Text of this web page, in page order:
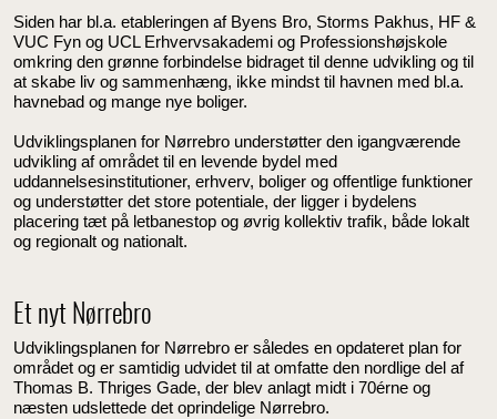
Siden har bl.a. etableringen af Byens Bro, Storms Pakhus, HF &
VUC Fyn og UCL Erhvervsakademi og Professionshøjskole
omkring den grønne forbindelse bidraget til denne udvikling og til
at skabe liv og sammenhæng, ikke mindst til havnen med bl.a.
havnebad og mange nye boliger.
Udviklingsplanen for Nørrebro understøtter den igangværende
udvikling af området til en levende bydel med
uddannelsesinstitutioner, erhverv, boliger og offentlige funktioner
og understøtter det store potentiale, der ligger i bydelens
placering tæt på letbanestop og øvrig kollektiv trafik, både lokalt
og regionalt og nationalt.
Et nyt Nørrebro
Udviklingsplanen for Nørrebro er således en opdateret plan for
området og er samtidig udvidet til at omfatte den nordlige del af
Thomas B. Thriges Gade, der blev anlagt midt i 70érne og
næsten udslettede det oprindelige Nørrebro.